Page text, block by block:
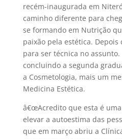
recém-inaugurada em
caminho diferente para
se formando em Nutrição
paixão pela estética.
para ser técnica no
concluindo a segunda
a Cosmetologia, mais um
Medicina Estética.
â€œAcredito que esta é
elevar a autoestima das
que em março abriu a